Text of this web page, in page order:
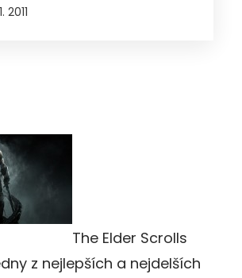
2011
The Elder Scrolls
z nejlepších a nejdelších